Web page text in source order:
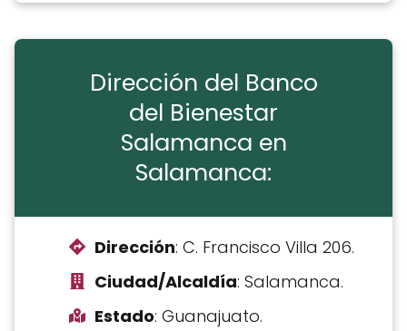
Dirección del Banco
del Bienestar
Salamanca en
Salamanca:
Dirección: C. Francisco Villa 206.
Ciudad/Alcaldía: Salamanca.
Estado: Guanajuato.